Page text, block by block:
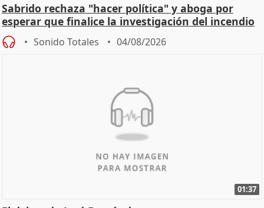
Sabrido rechaza "hacer política" y aboga por
esperar que finalice la investigación del incendio
Sonido Totales 04/08/2026
01:37